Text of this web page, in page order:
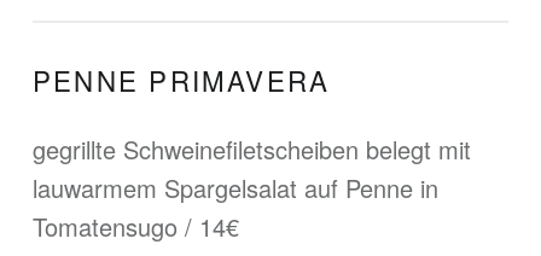
PENNE PRIMAVERA
gegrillte Schweinefiletscheiben belegt mit
lauwarmem Spargelsalat auf Penne in
Tomatensugo / 14€